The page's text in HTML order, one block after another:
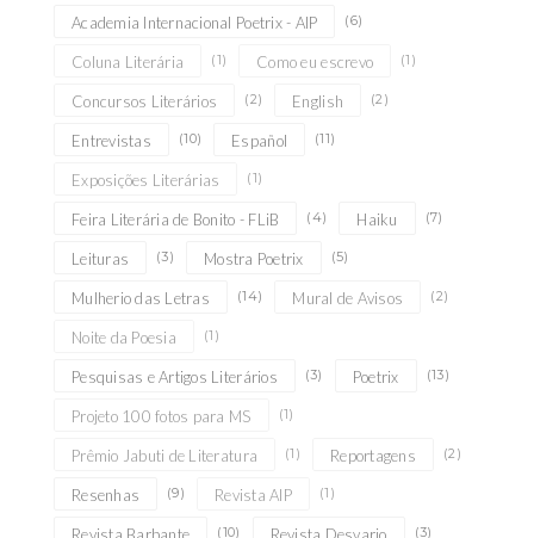
Academia Internacional Poetrix - AIP (6)
Coluna Literária (1) Como eu escrevo (1)
Concursos Literários (2) English (2)
Entrevistas (10) Español (11)
Exposições Literárias (1)
Feira Literária de Bonito - FLiB (4) Haiku (7)
Leituras (3) Mostra Poetrix (5)
Mulherio das Letras (14) Mural de Avisos (2)
Noite da Poesia (1)
Pesquisas e Artigos Literários (3) Poetrix (13)
Projeto 100 fotos para MS (1)
Prêmio Jabuti de Literatura (1) Reportagens (2)
Resenhas (9) Revista AIP (1)
(10) (3)